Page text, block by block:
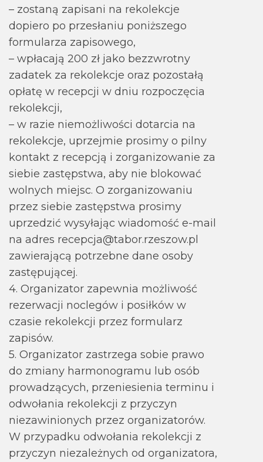
– zostaną zapisani na rekolekcje
dopiero po przesłaniu poniższego
formularza zapisowego,
– wpłacają 200 zł jako bezzwrotny
zadatek za rekolekcje oraz pozostałą
opłatę w recepcji w dniu rozpoczęcia
rekolekcji,
– w razie niemożliwości dotarcia na
rekolekcje, uprzejmie prosimy o pilny
kontakt z recepcją i zorganizowanie za
siebie zastępstwa, aby nie blokować
wolnych miejsc. O zorganizowaniu
przez siebie zastępstwa prosimy
uprzedzić wysyłając wiadomość e-mail
na adres recepcja@tabor.rzeszow.pl
zawierającą potrzebne dane osoby
zastępującej.
4. Organizator zapewnia możliwość
rezerwacji noclegów i posiłków w
czasie rekolekcji przez formularz
zapisów.
5. Organizator zastrzega sobie prawo
do zmiany harmonogramu lub osób
prowadzących, przeniesienia terminu i
odwołania rekolekcji z przyczyn
niezawinionych przez organizatorów.
W przypadku odwołania rekolekcji z
przyczyn niezależnych od organizatora,